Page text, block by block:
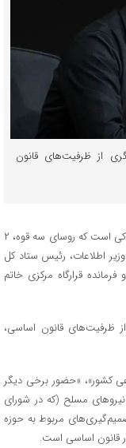
از ظرفیت‌های قانون
به گزارش اقتصاد آنلاین به نقل از تسنیم؛ برخی اخبار حاکی است که روسای سه قوه، ۲
اطلاعات، رئیس ستاد کل
قرارگاه مرکزی خاتم
ظرفیت‌های قانون اساسی،
کشور»، «حضور برخی دیگر
مسلح (که در شورای
مربوط به حوزه
قانون اساسی است.